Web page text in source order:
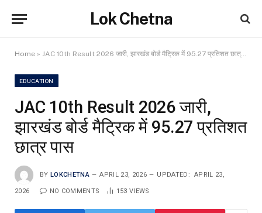
Lok Chetna
Home » JAC 10th Result 2026 जारी, झारखंड बोर्ड मैट्रिक में 95.27 प्रतिशत छात्र पास
EDUCATION
JAC 10th Result 2026 जारी,
झारखंड बोर्ड मैट्रिक में 95.27 प्रतिशत
छात्र पास
BY LOKCHETNA APRIL 23, 2026 UPDATED: APRIL 23,
2026 NO COMMENTS 153 VIEWS